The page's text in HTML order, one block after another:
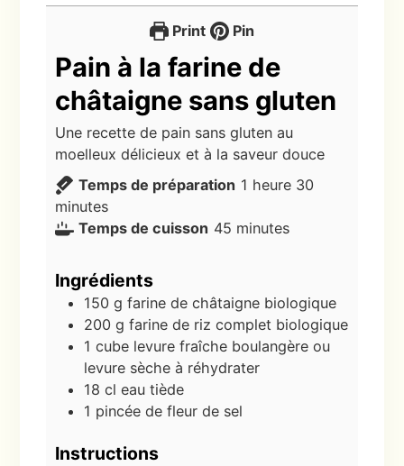
Print Pin
Pain à la farine de
châtaigne sans gluten
Une recette de pain sans gluten au
moelleux délicieux et à la saveur douce
Temps de préparation 1 heure
heure 30
minutes
Temps de cuisson 45 minutes
minutes
Ingrédients
150 g farine de châtaigne biologique
200 g farine de riz complet biologique
1 cube levure fraîche boulangère ou
levure sèche à réhydrater
18 cl eau tiède
1 pincée de fleur de sel
Instructions